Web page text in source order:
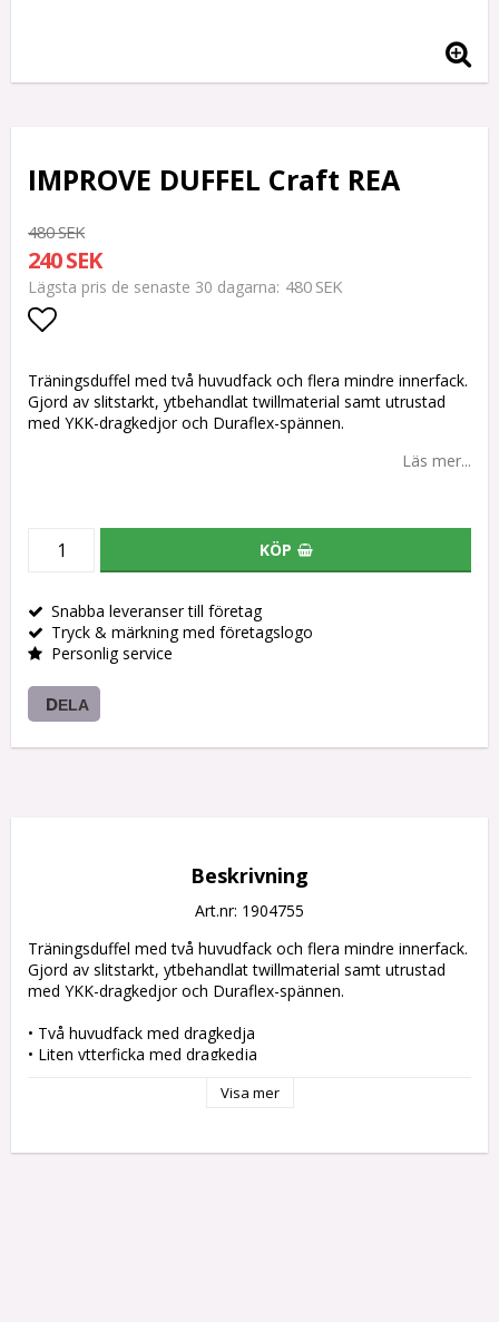
IMPROVE DUFFEL Craft REA
480 SEK
240 SEK
Lägsta pris de senaste 30 dagarna 480 SEK
Lägg till i favoritlistan
Träningsduffel med två huvudfack och flera mindre innerfack.
Gjord av slitstarkt, ytbehandlat twillmaterial samt utrustad
med YKK-dragkedjor och Duraflex-spännen.
Läs mer...
KÖP
Snabba leveranser till företag
Tryck & märkning med företagslogo
Personlig service
DELA
Beskrivning
Art.nr: 1904755
Träningsduffel med två huvudfack och flera mindre innerfack.
Gjord av slitstarkt, ytbehandlat twillmaterial samt utrustad
med YKK-dragkedjor och Duraflex-spännen.
• Två huvudfack med dragkedja
• Liten ytterficka med dragkedja
Material	100% Polyester
Visa mer